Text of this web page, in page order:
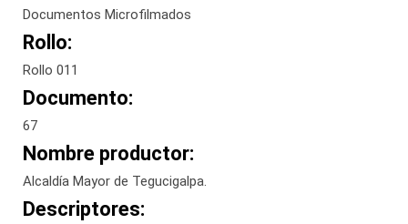
Documentos Microfilmados
Rollo:
Rollo 011
Documento:
67
Nombre productor:
Alcaldía Mayor de Tegucigalpa.
Descriptores: